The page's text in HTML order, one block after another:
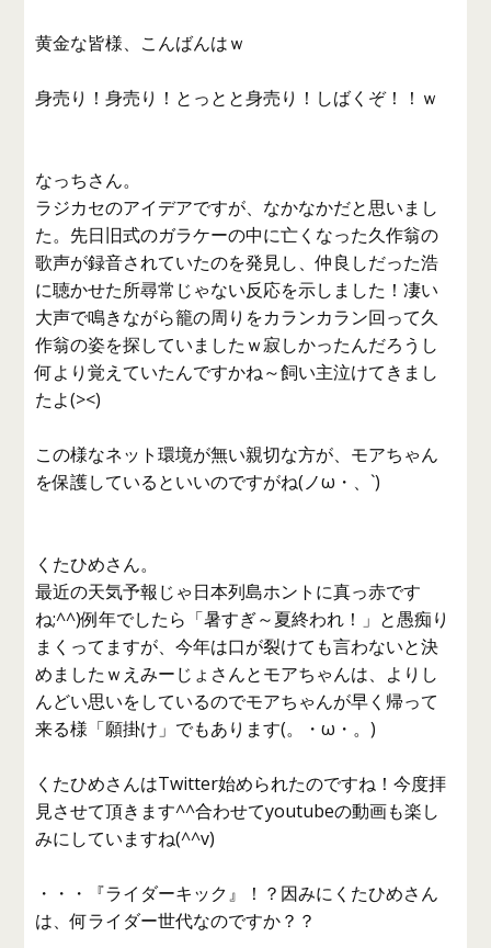
黄金な皆様、こんばんはｗ
身売り！身売り！とっとと身売り！しばくぞ！！ｗ
なっちさん。
ラジカセのアイデアですが、なかなかだと思いまし
た。先日旧式のガラケーの中に亡くなった久作翁の
歌声が録音されていたのを発見し、仲良しだった浩
に聴かせた所尋常じゃない反応を示しました！凄い
大声で鳴きながら籠の周りをカランカラン回って久
作翁の姿を探していましたｗ寂しかったんだろうし
何より覚えていたんですかね～飼い主泣けてきまし
たよ(><)
この様なネット環境が無い親切な方が、モアちゃん
を保護しているといいのですがね(ノω・、`)
くたひめさん。
最近の天気予報じゃ日本列島ホントに真っ赤です
ね;^^)例年でしたら「暑すぎ～夏終われ！」と愚痴り
まくってますが、今年は口が裂けても言わないと決
めましたｗえみーじょさんとモアちゃんは、よりし
んどい思いをしているのでモアちゃんが早く帰って
来る様「願掛け」でもあります(。・ω・。)
くたひめさんはTwitter始められたのですね！今度拝
見させて頂きます^^合わせてyoutubeの動画も楽し
みにしていますね(^^v)
・・・『ライダーキック』！？因みにくたひめさん
は、何ライダー世代なのですか？？